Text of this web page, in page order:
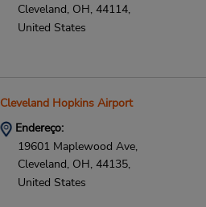
Cleveland, OH, 44114,
United States
Cleveland Hopkins Airport
Endereço:
19601 Maplewood Ave,
Cleveland, OH, 44135,
United States